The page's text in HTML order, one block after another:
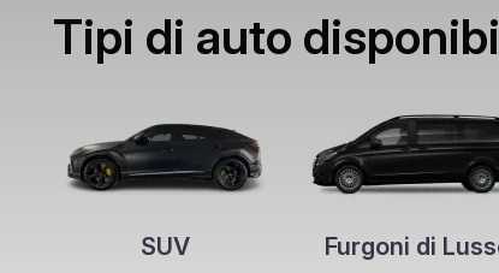
Tipi di auto
SUV Furgoni di